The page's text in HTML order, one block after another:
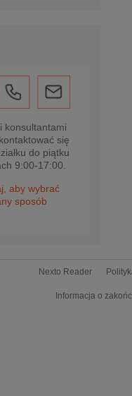
konsultantami
się
do piątku
9:00-17:00.
aby wybrać
sposób
Nexto Reader
Informacja o